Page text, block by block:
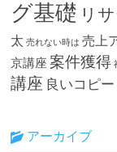
グ基礎 リ
太 売れない時は 売上
京講座 案件獲得
講座 良いコピー
アーカイブ